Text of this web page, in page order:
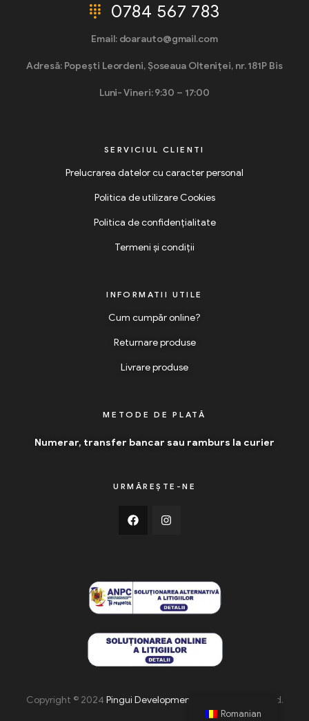
0784 567 783
Email: doarauto@gmail.com
Adresă: Popești Leordeni, Șoseaua Olteniței, nr. 181P Bis
Luni- Vineri: 9:30 – 17:00
SERVICIUL CLIENTI
Prelucrarea datelor cu caracter personal
Politica de utilizare Cookies
Politica de confidențialitate
Termeni și condiții
INFORMATII UTILE
Cum cumpăr online?
Returnare produse
Livrare produse
METODE DE PLATĂ
Numerar, transfer bancar sau ramburs la curier
URMĂREȘTE-NE
Copyright © 2024 Pingui Development . All Rights Reserved.
Romanian